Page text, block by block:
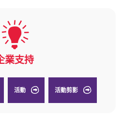
業支持
活動 活動剪影